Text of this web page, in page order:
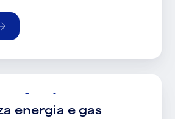
energia e gas